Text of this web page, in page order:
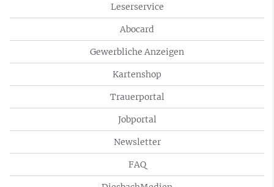
Leserservice
Abocard
Gewerbliche Anzeigen
Kartenshop
Trauerportal
Jobportal
Newsletter
FAQ